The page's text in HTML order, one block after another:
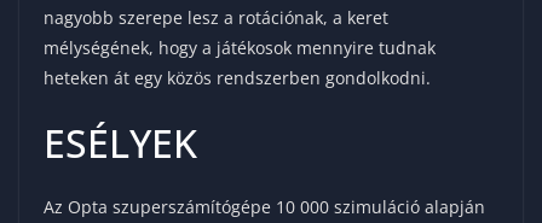
nagyobb szerepe lesz a rotációnak, a keret
mélységének, hogy a játékosok mennyire tudnak
heteken át egy közös rendszerben gondolkodni.
ESÉLYEK
Az Opta szuperszámítógépe 10 000 szimuláció alapján